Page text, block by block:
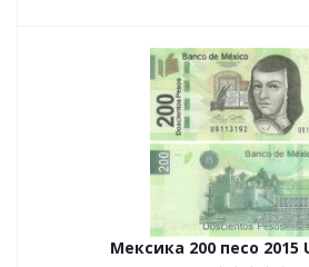
Мексика 200 песо 2015